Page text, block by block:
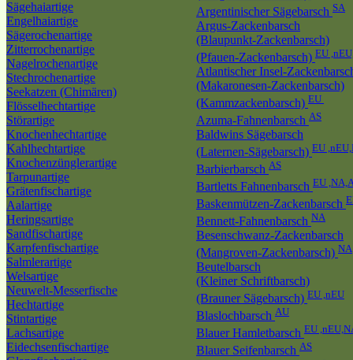
Sägehaiartige
Engelhaiartige
Sägerochenartige
Zitterrochenartige
Nagelrochenartige
Stechrochenartige
Seekatzen (Chimären)
Flösselhechtartige
Störartige
Knochenhechtartige
Kahlhechtartige
Knochenzünglerartige
Tarpunartige
Grätenfischartige
Aalartige
Heringsartige
Sandfischartige
Karpfenfischartige
Salmlerartige
Welsartige
Neuwelt-Messerfische
Hechtartige
Stintartige
Lachsartige
Eidechsenfischartige
Argentinischer Sägebarsch SA
Argus-Zackenbarsch
(Blaupunkt-Zackenbarsch)
(Pfauen-Zackenbarsch) EU
Atlantischer Insel-
(Makaronesen-Zackenbarsch)
(Kammzackenbarsch) EU
Azuma-Fahnenbarsch AS
Baldwins Sägebarsch
(Laternen-Sägebarsch) EU
Barbierbarsch AS
Bartletts Fahnenbarsch EU
Baskenmützen-Zackenbarsch
Bennett-Fahnenbarsch NA
Besenschwanz-Zackenbarsch
(Mangroven-Zackenbarsch) NA
Beutelbarsch
(Kleiner Schriftbarsch)
(Brauner Sägebarsch) EU ,nEU
Blaslochbarsch AU
Blauer Hamletbarsch EU
Blauer Seifenbarsch AS